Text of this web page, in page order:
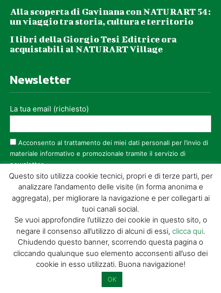
Alla scoperta di Gavinana con NATURART 54:
un viaggio tra storia, cultura e territorio
I libri della Giorgio Tesi Editrice ora
acquistabili al NATURART Village
Newsletter
La tua email (richiesto)
Acconsento al trattamento dei miei dati personali per l’invio di
materiale informativo e promozionale tramite il servizio di
newsletter
Dimostra di essere umano selezionandostella.
Questo sito utilizza cookie tecnici, propri e di terze parti, per
analizzare l’andamento delle visite (in forma anonima e
aggregata), per migliorare la navigazione e per collegarti ai
tuoi canali social.
Se vuoi approfondire l’utilizzo dei cookie in questo sito, o
negare il consenso all’utilizzo di alcuni di essi, clicca qui.
Chiudendo questo banner, scorrendo questa pagina o
cliccando qualunque suo elemento acconsenti all’uso dei
cookie in esso utilizzati. Buona navigazione!
OK